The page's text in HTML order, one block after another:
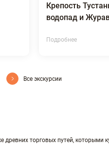
Крепость
водопад и
Подробнее
Все экскурсии
древних торговых путей, которыми